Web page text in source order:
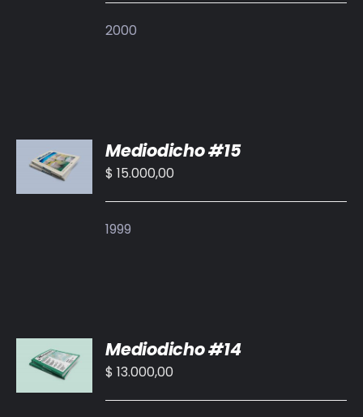
2000
AL
CARRITO
/
Mediodicho #15
$ 15.000,00
1999
AL
CARRITO
/
Mediodicho #14
$ 13.000,00